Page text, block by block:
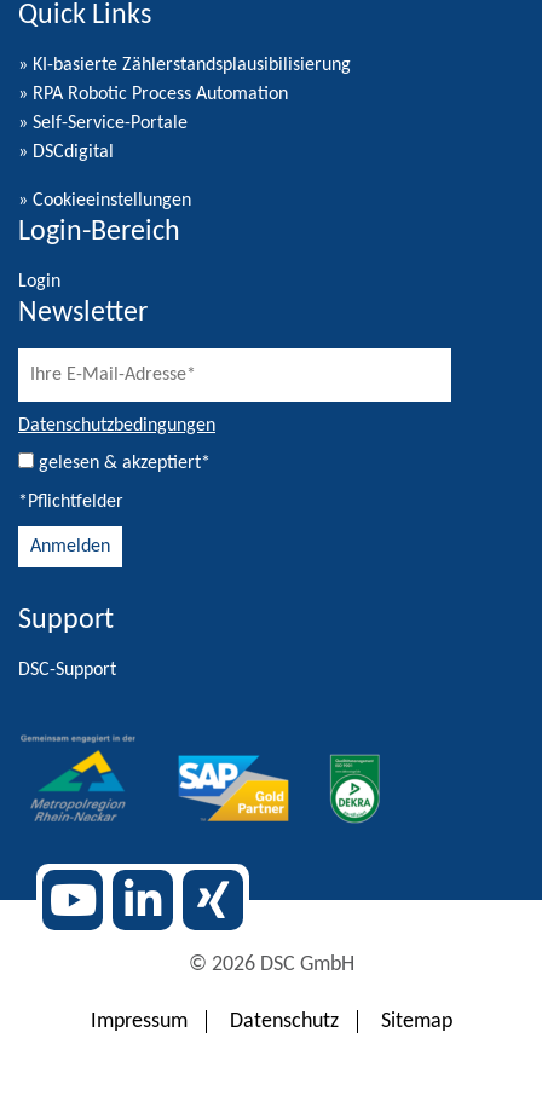
Quick Links
» KI-basierte Zählerstandsplausibilisierung
» RPA Robotic Process Automation
» Self-Service-Portale
» DSCdigital
» Cookieeinstellungen
Login-Bereich
Login
Newsletter
Datenschutzbedingungen
gelesen & akzeptiert*
*Pflichtfelder
Alternative:
Support
DSC-Support
© 2026 DSC GmbH
Impressum Datenschutz Sitemap